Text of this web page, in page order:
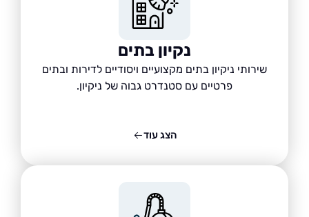
נקיון בתים
שירותי ניקיון בתים מקצועיים ויסודיים לדירות ובתים
פרטיים עם סטנדרט גבוה של ניקיון.